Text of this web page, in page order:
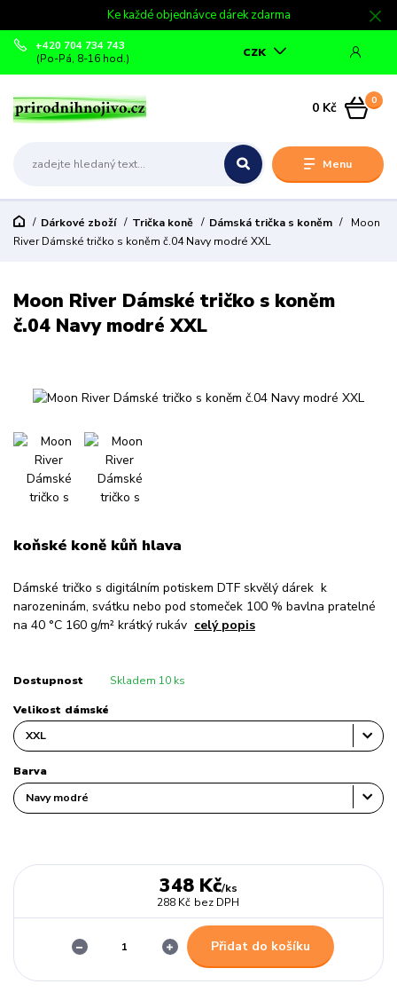
Ke každé objednávce dárek zdarma
Menu
CZK
+420 704 734 743
(Po-Pá, 8-16 hod.)
0
0 Kč
Dárkové zboží Trička koně Dámská trička s koněm
Moon
River Dámské tričko s koněm č.04 Navy modré XXL
Moon River Dámské tričko s koněm
č.04 Navy modré XXL
koňské koně kůň hlava
Dámské tričko s digitálním potiskem DTF skvělý dárek k
narozeninám, svátku nebo pod stomeček 100 % bavlna pratelné
na 40 °C 160 g/m² krátký rukáv celý popis
Dostupnost Skladem 10 ks
Velikost dámské
Barva
348 Kč/ks
288 Kč bez DPH
Přidat do košíku